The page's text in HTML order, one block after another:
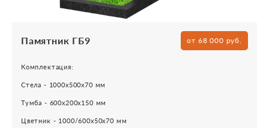
Памятник ГБ9 от 68 000 руб.
Комплектация:
Стела - 1000х500х70 мм
Тумба - 600х200х150 мм
Цветник - 1000/600х50х70 мм